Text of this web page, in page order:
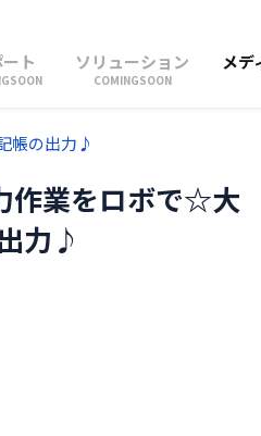
ト ソリューション
COMINGSOON
メデ
帳の出力♪
作業をロボで☆大
力♪